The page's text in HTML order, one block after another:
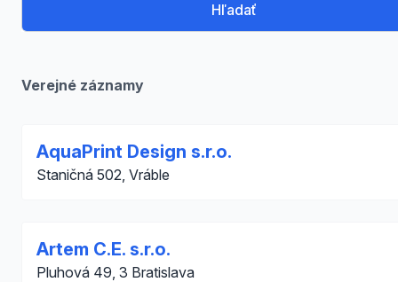
Hľadať
Verejné záznamy
AquaPrint Design s.r.o.
Staničná 502, Vráble
Artem C.E. s.r.o.
Pluhová 49, 3 Bratislava